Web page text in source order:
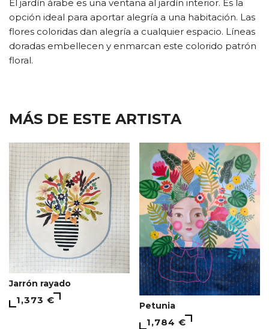
El jardín árabe es una ventana al jardín interior. Es la
opción ideal para aportar alegría a una habitación. Las
flores coloridas dan alegría a cualquier espacio. Líneas
doradas embellecen y enmarcan este colorido patrón
floral.
MÁS DE ESTE ARTISTA
Jarrón rayado
1,373 €
Petunia
1,784 €